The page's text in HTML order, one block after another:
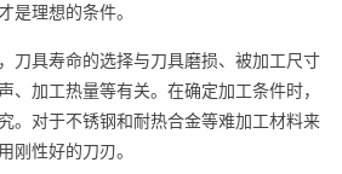
是理想的条件。
刀具寿命的选择与刀具磨损、被加工尺寸
、加工热量等有关。在确定加工条件时，
。对于不锈钢和耐热合金等难加工材料来
刚性好的刀刃。